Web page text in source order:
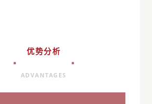
优势分析
ADVANTAGES